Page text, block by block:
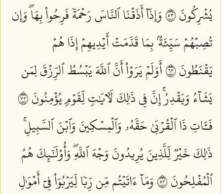
يُشۡرِكُونَ ٣٥
وَإِذَآ أَذَقۡنَا ٱلنَّاسَ رَحۡمَةٗ فَرِحُواْ بِهَاۖ وَإِن
تُصِبۡهُمۡ سَيِّئَةُۢ بِمَا قَدَّمَتۡ أَيۡدِيهِمۡ إِذَا هُمۡ
يَقۡنَطُونَ ٣٦
أَوَلَمۡ يَرَوۡاْ أَنَّ ٱللَّهَ يَبۡسُطُ ٱلرِّزۡقَ لِمَن
يَشَآءُ وَيَقۡدِرُۚ إِنَّ فِي ذَٰلِكَ لَأٓيَٰتٖ لِّقَوۡمٖ يُؤۡمِنُونَ ٣٧
فَـَٔاتِ ذَا ٱلۡقُرۡبَىٰ حَقَّهُۥ وَٱلۡمِسۡكِينَ وَٱبۡنَ ٱلسَّبِيلِۚ
ذَٰلِكَ خَيۡرٞ لِّلَّذِينَ يُرِيدُونَ وَجۡهَ ٱللَّهِۖ وَأُوْلَٰٓئِكَ هُمُ
ٱلۡمُفۡلِحُونَ ٣٨
وَمَآ ءَاتَيۡتُم مِّن رِّبٗا لِّيَرۡبُوَاْ فِيٓ أَمۡوَٰلِ